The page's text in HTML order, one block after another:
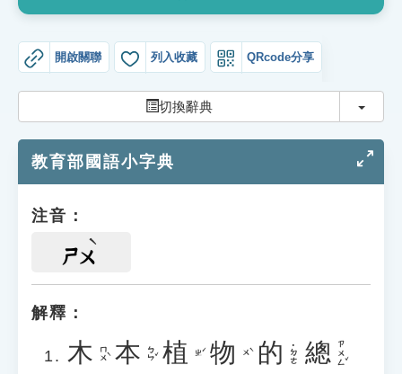
教學應用
貓頭鷹博士
開啟關聯 列入收藏 QRcode分享
切換辭典 切換
教育部國語小字典
注音：
ㄕㄨ
解釋：
木 ㄇㄨˋ 本 ㄅㄣˇ 植 ㄓˊ 物 ㄨˋ 的 ˙ㄉㄜ 總 ㄗㄨㄥˇ